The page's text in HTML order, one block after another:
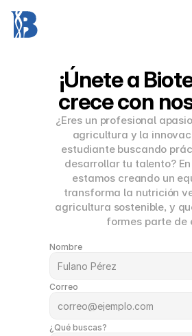
¡Únete a
crece con
¿Eres un profesional
agricultura y la
estudiante buscando
desarrollar tu talento? En
estamos creando un
transforma la nutrición
agricultura sostenible, y
formes parte de
Nombre
Correo
¿Qué buscas?